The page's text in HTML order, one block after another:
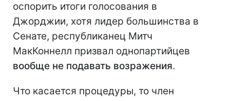
оспорить итоги голосования в
Джорджии, хотя лидер большинства в
Сенате, республиканец Митч
МакКоннелл призвал однопартийцев
вообще не подавать возражения.
Что касается процедуры, то член